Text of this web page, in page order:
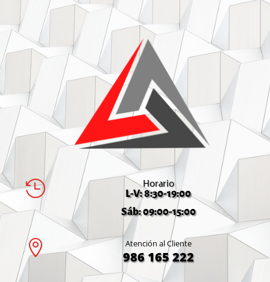
 Horario
L-V: 8:30-19:00
Sáb: 09:00-15:00
 Atención al Cliente
986 165 222